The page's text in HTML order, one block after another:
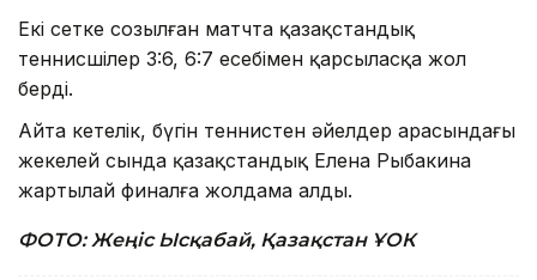
Екі сетке созылған матчта қазақстандық
теннисшілер 3:6, 6:7 есебімен қарсыласқа жол
берді.
Айта кетелік, бүгін теннистен әйелдер арасындағы
жекелей сында қазақстандық Елена Рыбакина
жартылай финалға жолдама алды.
ФОТО: Жеңіс Ысқабай, Қазақстан ҰОК